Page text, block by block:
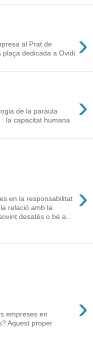
›
al Prat de
dedicada a Ovidi
›
de la paraula
: la capacitat humana
›
en la responsabilitat
relació amb la
desatès o bé a...
›
empreses en
Aquest proper